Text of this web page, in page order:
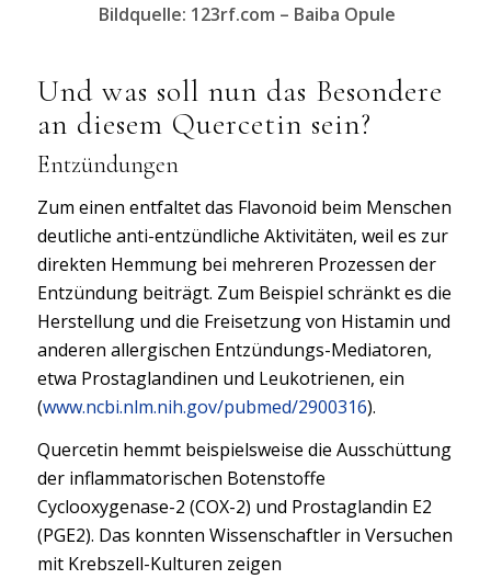
Bildquelle: 123rf.com – Baiba Opule
Und was soll nun das Besondere
an diesem Quercetin sein?
Entzündungen
Zum einen entfaltet das Flavonoid beim Menschen
deutliche anti-entzündliche Aktivitäten, weil es zur
direkten Hemmung bei mehreren Prozessen der
Entzündung beiträgt. Zum Beispiel schränkt es die
Herstellung und die Freisetzung von Histamin und
anderen allergischen Entzündungs-Mediatoren,
etwa Prostaglandinen und Leukotrienen, ein
(www.ncbi.nlm.nih.gov/pubmed/2900316).
Quercetin hemmt beispielsweise die Ausschüttung
der inflammatorischen Botenstoffe
Cyclooxygenase-2 (COX-2) und Prostaglandin E2
(PGE2). Das konnten Wissenschaftler in Versuchen
mit Krebszell-Kulturen zeigen